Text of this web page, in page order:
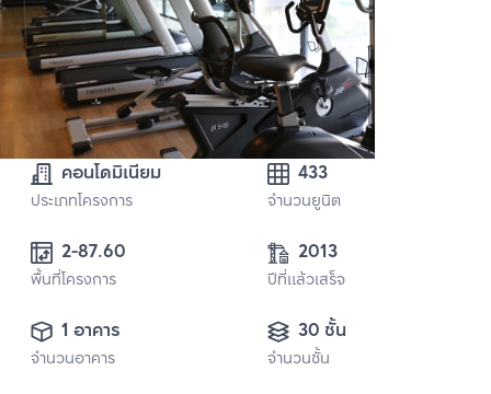
คอนโดมิเนียม
ประเภทโครงการ
433
จำนวนยูนิต
พื้นที่โครงการ
2013
ปีที่แล้วเสร็จ
1 อาคาร
จำนวนอาคาร
30 ชั้น
จำนวนชั้น